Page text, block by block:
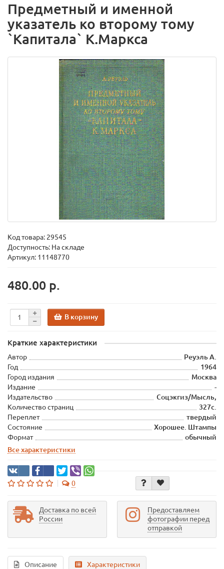
Предметный и именной
указатель ко второму тому
`Капитала` К.Маркса
Код товара: 29545
Доступность: На складе
Артикул: 11148770
480.00 р.
В корзину
Краткие характеристики
Автор
Реуэль А.
Год
1964
Город издания
Москва
Издание
-
Издательство
Соцэкгиз/Мысль,
Количество страниц
327с.
Переплет
твердый
Состояние
Хорошее. Штампы
Формат
обычный
Все характеристики
0
Доставка по всей
России
Предоставляем
фотографии перед
отправкой
Описание Характеристики